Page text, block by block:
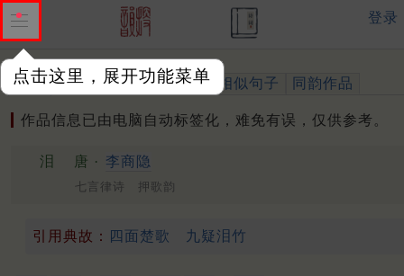
点击这里，展开功能菜单
登录
作品 标注四声 出处、引用 相似句子 同韵作品
作品信息已由电脑自动标签化，难免有误，仅供参考。
泪 唐 · 李商隐
七言律诗 押歌韵
引用典故： 四面楚歌 九疑泪竹